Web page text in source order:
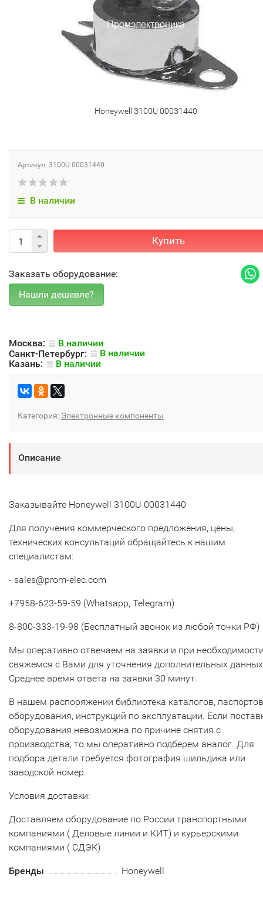
Honeywell 3100U 00031440
Артикул: 3100U 00031440
В наличии
Купить
Заказать оборудование:
Москва:
В наличии
Санкт-Петербург:
В наличии
Казань:
В наличии
Категория: Электронные компоненты
Описание
Заказывайте Honeywell 3100U 00031440
Для получения коммерческого предложения, цены,
технических консультаций обращайтесь к нашим
специалистам:
- sales@prom-elec.com
+7958-623-59-59 (Whatsapp, Telegram)
8-800-333-19-98 (Бесплатный звонок из любой точки РФ)
Мы оперативно отвечаем на заявки и при
свяжемся с Вами для уточнения дополнительных
Среднее время ответа на заявки 30 минут.
В нашем распоряжении библиотека каталогов, паспортов
оборудования, инструкций по эксплуатации. Если
оборудования невозможна по причине снятия с
производства, то мы оперативно подберем аналог. Для
подбора детали требуется фотография шильдика или
заводской номер.
Условия доставки:
Доставляем оборудование по России транспортными
компаниями ( Деловые линии и КИТ) и курьерскими
компаниями ( СДЭК)
Бренды Honeywell